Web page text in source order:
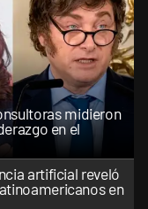
midieron
en el
artificial reveló
en